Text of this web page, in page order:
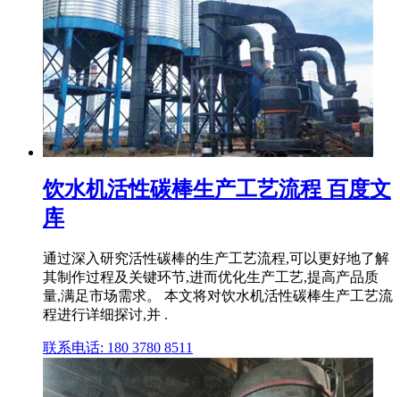
饮水机活性碳棒生产工艺流程 百度文
库
通过深入研究活性碳棒的生产工艺流程,可以更好地了解
其制作过程及关键环节,进而优化生产工艺,提高产品质
量,满足市场需求。 本文将对饮水机活性碳棒生产工艺流
程进行详细探讨,并 .
联系电话: 180 3780 8511